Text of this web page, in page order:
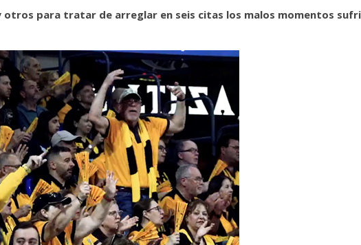
para tratar de arreglar en seis citas los malos momentos